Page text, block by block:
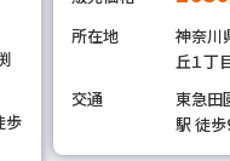
歩
所在地
神奈川
丘１丁
交通
東急田
駅 徒